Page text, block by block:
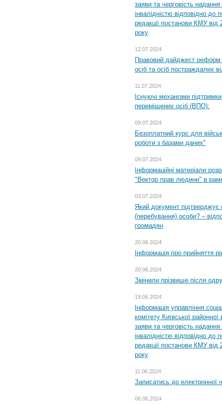
заяви та черговість надання
інвалідністю відповідно
редакції постанови КМУ
року
12.07.2024
Правовий дайджест реформ
осіб та осіб постраждалих
11.07.2024
Існуючі механізми
переміщених осіб (ВПО):
09.07.2024
Безоплатний курс для
роботи з базами даних"
09.07.2024
Інформаційні матеріали
"Вектор прав людини" в
03.07.2024
Який документ підтверджує
(перебування) особи? –
громадян
20.06.2024
Інформація про прийняття
20.06.2024
Змінили прізвище після
19.06.2024
Інформація управління
комітету Київської
заяви та черговість надання
інвалідністю відповідно
редакції постанови КМУ
року
11.06.2024
Записатись до електронної
06.06.2024